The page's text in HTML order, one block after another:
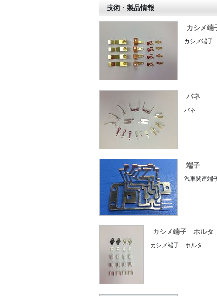
技術・製品情報
カシメ端
カシメ端子
バネ
バネ
端子
汽車関連端
カシメ端子 ホルタ
カシメ端子 ホルタ